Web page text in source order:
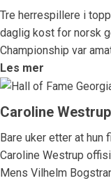
Tre herrespillere i
daglig kost for norsk
Championship var
Les mer
Caroline
Bare uker etter at
Caroline Westrup
Mens Vilhelm